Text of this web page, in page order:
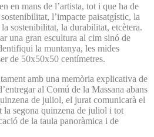
en mans de l’artista, tot i que ha de
l’impacte paisatgístic, la
sostenibilitat, la durabilitat, etcètera.
una gran escultura al cim sinó de
la muntanya, les mides
de 50x50x50 centímetres.
amb una memòria explicativa de
al Comú de la Massana abans
de juliol, el jurat comunicarà el
la segona quinzena de juliol i tot
de la taula panoràmica i de